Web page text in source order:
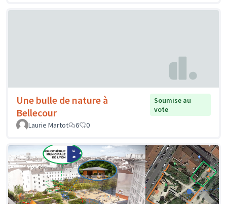
Une bulle de nature à
Bellecour
Soumise au
vote
Laurie Martot
6 0